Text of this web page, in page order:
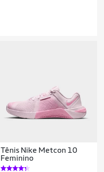
Tênis Nike Metcon 10
Feminino